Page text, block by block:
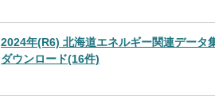
2024年(R6) 北海道エネルギー関連データ
ダウンロード(16件)